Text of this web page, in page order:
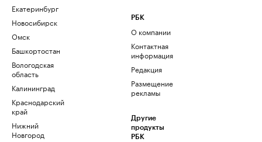
Екатеринбург
Новосибирск
Омск
Башкортостан
Вологодская
область
Калининград
Краснодарский
край
Нижний
Новгород
РБК
О компании
Контактная
информация
Редакция
Размещение
рекламы
Другие
продукты
РБК